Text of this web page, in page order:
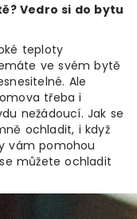
Vedro si do bytu
teploty
ve svém bytě
Ale
třeba i
nežádoucí. Jak se
ochladit, i když
vám pomohou
můžete ochladit